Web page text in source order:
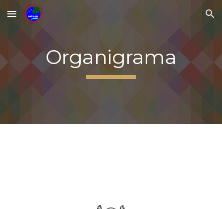
Skip to main content Skip to navigation
Organigrama